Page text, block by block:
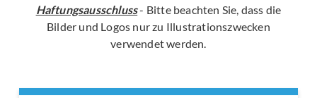
Haftungsausschluss- Bitte beachten Sie, dass die
Bilder und Logos nur zu Illustrationszwecken
verwendet werden.